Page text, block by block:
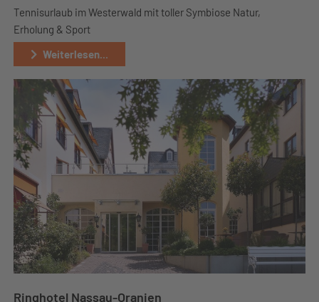
Tennisurlaub im Westerwald mit toller Symbiose Natur,
Erholung & Sport
Weiterlesen...
Ringhotel Nassau-Oranien